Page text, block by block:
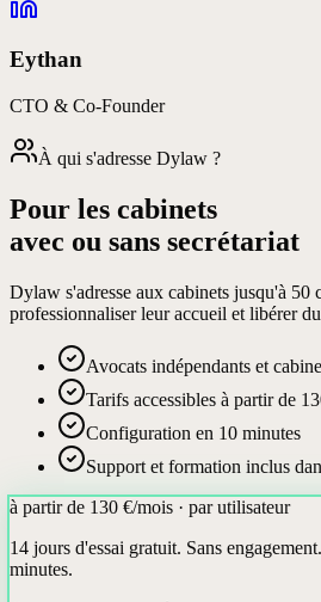
Eythan
CTO & Co-Founder
À qui s'adresse Dylaw ?
Pour les cabinets
avec ou sans secrétariat
Dylaw s'adresse aux cabinets jusqu'à 50
professionnaliser leur accueil et libérer
Avocats indépendants et
Tarifs accessibles à partir de
Configuration en 10 minutes
Support et formation inclus
à partir de 130 €/mois · par utilisateur
14 jours d'essai gratuit. Sans
minutes.